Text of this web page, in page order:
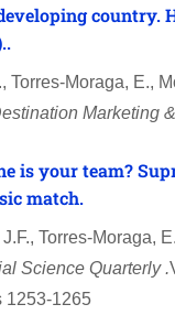
country.
Torres-Moraga, E.,
Marketing
is your team?
match.
Torres‐Moraga,
Science Quarterly .
1253-1265